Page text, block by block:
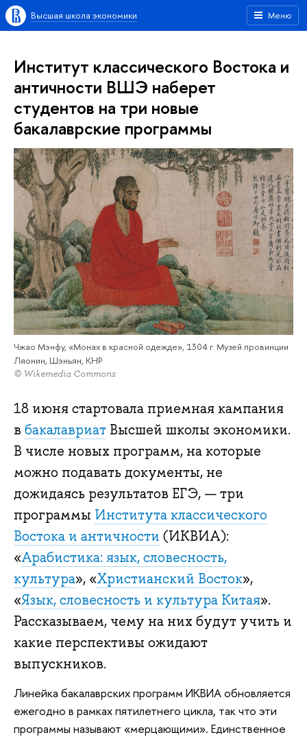
Меню
Высшая школа экономики
Институт классического Востока и
античности ВШЭ наберет
студентов на три новые
бакалаврские программы
Чжао Мэнфу, «Монах в красной одежде», 1304 г. Музей провинции
Ляонин, Шэньян, КНР
© Wikemedia Commons
18 июня стартовала приемная кампания
в бакалавриат Высшей школы экономики.
В числе новых программ, на которые
можно подавать документы, не
дожидаясь результатов ЕГЭ, — три
программы Института классического
Востока и античности (ИКВИА):
«Арабистика: язык, словесность,
культура», «Христианский Восток»,
«Язык, словесность и культура Китая».
Рассказываем, чему на них будут учить и
какие перспективы ожидают
выпускников.
Линейка бакалаврских программ ИКВИА обновляется
ежегодно в рамках пятилетнего цикла, так что эти
программы называют «мерцающими». Единственное